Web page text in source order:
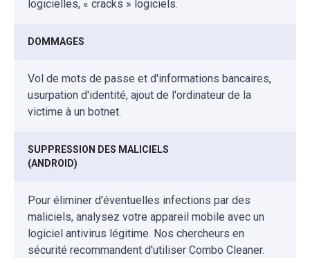
logicielles, « cracks » logiciels.
DOMMAGES
Vol de mots de passe et d'informations bancaires,
usurpation d'identité, ajout de l'ordinateur de la
victime à un botnet.
SUPPRESSION DES MALICIELS
(ANDROID)
Pour éliminer d'éventuelles infections par des
maliciels, analysez votre appareil mobile avec un
logiciel antivirus légitime. Nos chercheurs en
sécurité recommandent d'utiliser Combo Cleaner.